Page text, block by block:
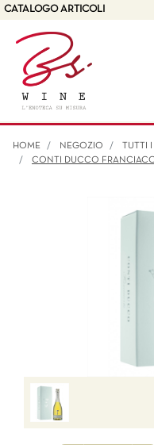
CATALOGO ARTICOLI
HOME NEGOZIO TUTTI I
CONTI DUCCO